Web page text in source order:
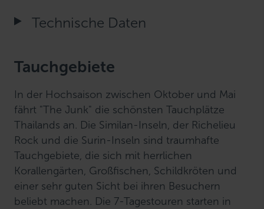
Technische Daten
Tauchgebiete
In der Hochsaison zwischen Oktober und Mai
fährt "The Junk" die schönsten Tauchplätze
Thailands an. Die Similan-Inseln, der Richelieu
Rock und die Surin-Inseln sind traumhafte
Tauchgebiete, die sich mit herrlichen
Korallengärten, Großfischen, Schildkröten und
einer sehr guten Sicht bei ihren Besuchern
beliebt machen. Die 7-Tagestouren starten in